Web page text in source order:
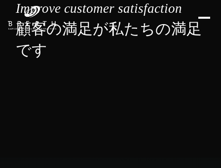
Improve customer satisfaction
顧客の満足が私たちの満足
です